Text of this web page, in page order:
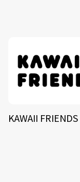
KAWAII FRIENDS